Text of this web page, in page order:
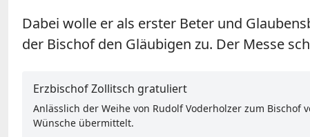
Dabei wolle er als erster Beter und
der Bischof den Gläubigen zu. Der Messe
Erzbischof Zollitsch gratuliert
Anlässlich der Weihe von Rudolf Voderholzer zum
Wünsche übermittelt.